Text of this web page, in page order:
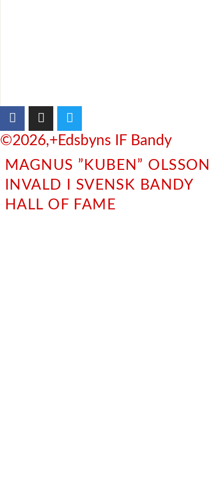
©2026,+Edsbyns IF Bandy
MAGNUS ”KUBEN” OLSSON
INVALD I SVENSK BANDY
HALL OF FAME